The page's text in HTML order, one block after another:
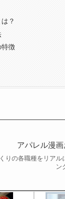
？
特徴
アパレル漫
りの各職種をリアル
ン